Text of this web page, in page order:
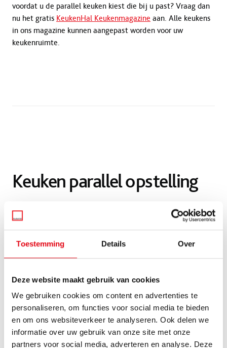
Toestemming Details Over
Deze website maakt gebruik van cookies
We gebruiken cookies om content en advertenties te
personaliseren, om functies voor social media te bieden
en om ons websiteverkeer te analyseren. Ook delen we
informatie over uw gebruik van onze site met onze
partners voor social media, adverteren en analyse. Deze
voordat u de parallel keuken kiest die bij u past? Vraag dan
nu het gratis KeukenHal Keukenmagazine aan. Alle keukens
in ons magazine kunnen aangepast worden voor uw
keukenruimte.
Keuken parallel opstelling
Over het algemeen is de parallelle keukenopstelling zeer
geschikt voor wat kleinere keukenruimtes. Zo is een smalle
parallel keuken is lekker compact, maar bevat deze alle
de kleine parallel keuken, kan deze opstelling ook zeker in
grote keukenruimtes tot zijn recht komen. Zo is een
keuken met eilandperfect wanneer u van uw keuken
leefkeuken
wilt maken. Ook kunt u kiezen voor
een parallel keuken met kastenwand. Dit is ontzettend
handig, omdat u veel opbergruimte heeft. Daarnaast ziet